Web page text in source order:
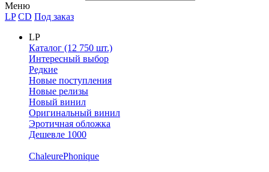
Меню
LP CD Под заказ
LP
Каталог (12 750 шт.)
Интересный выбор
Редкие
Новые поступления
Новые релизы
Новый винил
Оригинальный винил
Эротичная обложка
Дешевле 1000
ChaleurePhonique